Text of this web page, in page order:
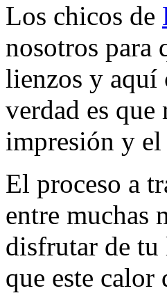
Los chicos de
nosotros para
lienzos y aquí
verdad es
impresión y
El proceso a
entre muchas
disfrutar de tu
que este calor